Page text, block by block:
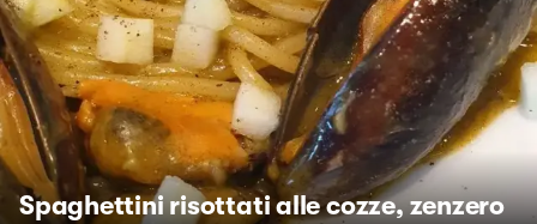
Spaghettini risottati alle cozze, zenzero